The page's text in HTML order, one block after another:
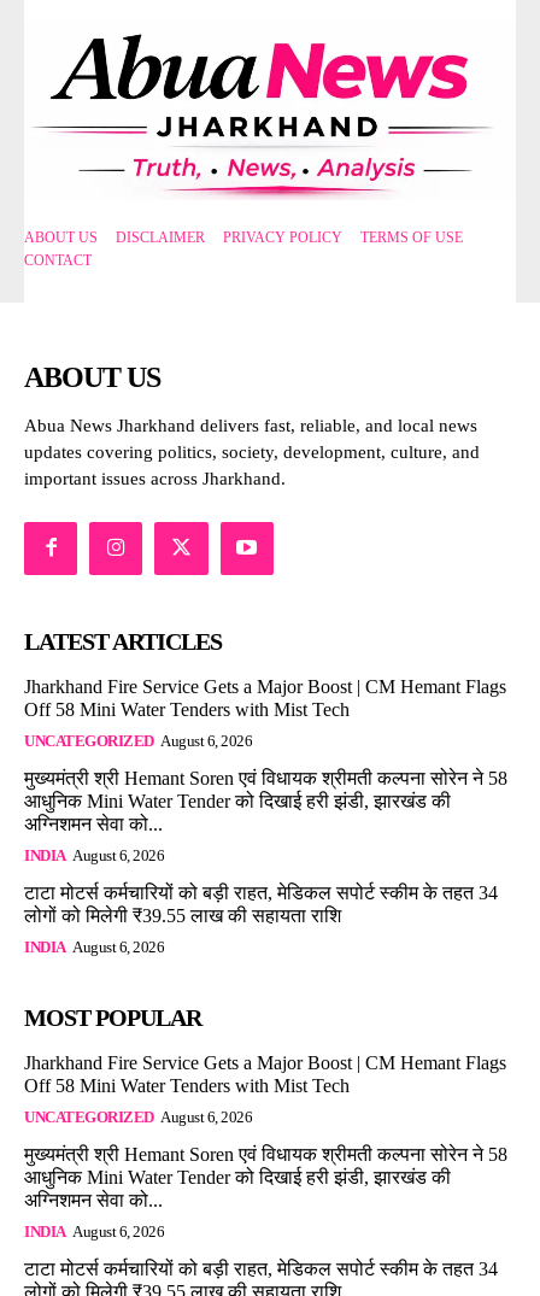
ABOUT US DISCLAIMER PRIVACY POLICY
TERMS OF USE
CONTACT
ABOUT US
Abua News Jharkhand delivers fast, reliable, and local news
updates covering politics, society, development, culture, and
important issues across Jharkhand.
LATEST ARTICLES
Jharkhand Fire Service Gets a Major Boost | CM Hemant Flags
Off 58 Mini Water Tenders with Mist Tech
UNCATEGORIZED August 6, 2026
मुख्यमंत्री श्री Hemant Soren एवं विधायक श्रीमती कल्पना सोरेन ने 58
आधुनिक Mini Water Tender को दिखाई हरी झंडी, झारखंड की
अग्निशमन सेवा को...
INDIA August 6, 2026
टाटा मोटर्स कर्मचारियों को बड़ी राहत, मेडिकल सपोर्ट स्कीम के तहत 34
लोगों को मिलेगी ₹39.55 लाख की सहायता राशि
INDIA August 6, 2026
MOST POPULAR
Jharkhand Fire Service Gets a Major Boost | CM Hemant Flags
Off 58 Mini Water Tenders with Mist Tech
UNCATEGORIZED August 6, 2026
मुख्यमंत्री श्री Hemant Soren एवं विधायक श्रीमती कल्पना सोरेन ने 58
आधुनिक Mini Water Tender को दिखाई हरी झंडी, झारखंड की
अग्निशमन सेवा को...
INDIA August 6, 2026
टाटा मोटर्स कर्मचारियों को बड़ी राहत, मेडिकल सपोर्ट स्कीम के तहत 34
लोगों को मिलेगी ₹39.55 लाख की सहायता राशि